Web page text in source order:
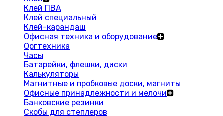
Клей ПВА
Клей специальный
Клей-карандаш
Офисная техника и оборудование
Оргтехника
Часы
Батарейки, флешки, диски
Калькуляторы
Магнитные и пробковые доски, магниты
Офисные принадлежности и мелочи
Банковские резинки
Скобы для степлеров